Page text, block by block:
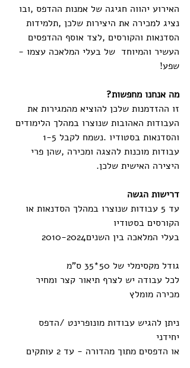
‬העשיר‭ ‬והמיוחד‭  ‬של‭ ‬בעלי‭ ‬המלאכה‭ ‬עצמו‭ -
‬שפע‭!‬
מה‭ ‬אנחנו‭ ‬מחפשות‭?‬
‬והסדנאות‭ ‬בסטודיו‭. ‬נשמח‭ ‬לקבל‭ ‬1-5‭
‬היצירה‭ ‬האישית‭ ‬שלכן‭.‬
דרישות‭ ‬הגשה
‬הקורסים‭ ‬בסטודיו
בעלי‭ ‬המלאכה‭ ‬בין‭ ‬השנים‭ ‬2010-2024
גודל‭ ‬מקסימלי‭ ‬של‭ ‬35‭*‬50‭ ‬ס‭"‬מ
‬מכירה‭ ‬מומלץ
‬יחידני‭ ‬
או‭ ‬הדפסים‭ ‬מתוך‭ ‬מהדורה - ‭‬עד‭ ‬2‭ ‬עותקים‭